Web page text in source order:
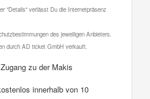
"Details" verlässt Du die Internetpräsenz
des jeweiligen Anbieters.
durch AD ticket GmbH verkauft.
Zugang zu der Makis
innerhalb von 10